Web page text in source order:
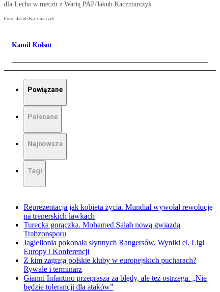
dla Lecha w meczu z Wartą PAP/Jakub Kaczmarczyk
Foto: Jakub Kaczmarczyk
Kamil Kołsut
Powiązane
Polecane
Najnowsze
Tagi
Reprezentacja jak kobieta życia. Mundial wywołał rewolucję
na trenerskich ławkach
Turecka gorączka. Mohamed Salah nową gwiazdą
Trabzonsporu
Jagiellonia pokonała słynnych Rangersów. Wyniki el. Ligi
Europy i Konferencji
Z kim zagrają polskie kluby w europejskich pucharach?
Rywale i terminarz
Gianni Infantino przeprasza za błędy, ale też ostrzega. „Nie
będzie tolerancji dla ataków”